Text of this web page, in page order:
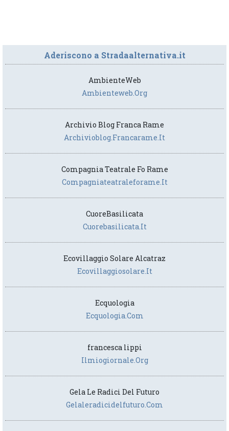
Aderiscono a Stradaalternativa.it
AmbienteWeb
Ambienteweb.org
Archivio Blog Franca Rame
Archivioblog.francarame.it
Compagnia Teatrale Fo Rame
Compagniateatraleforame.it
CuoreBasilicata
Cuorebasilicata.it
Ecovillaggio Solare Alcatraz
Ecovillaggiosolare.it
Ecquologia
Ecquologia.com
francesca lippi
Ilmiogiornale.org
Gela Le Radici Del Futuro
Gelaleradicidelfuturo.com